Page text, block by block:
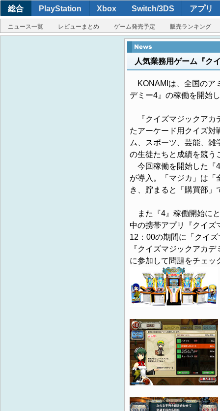
総合 PlayStation Xbox Switch/3DS アプリ
ニュース一覧 レビューまとめ ゲーム発売予定 販売ランキング
人気業務用ゲーム『ク
KONAMIは、全国のア
デミー4』の稼働を開始
『クイズマジックアカ
たアーケード用クイズ対
ム、スポーツ、芸能、
の生徒たちと成績を競う
今回稼働を開始した『
が導入。「マジカ」は「
き、貯まると「購買部
また『4』稼働開始に
中の携帯アプリ『クイズ
12：00の期間に「クイ
『クイズマジックアカ
に参加して問題をチェッ